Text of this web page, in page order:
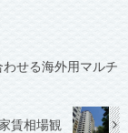
せる海外用マルチ
賃相場観